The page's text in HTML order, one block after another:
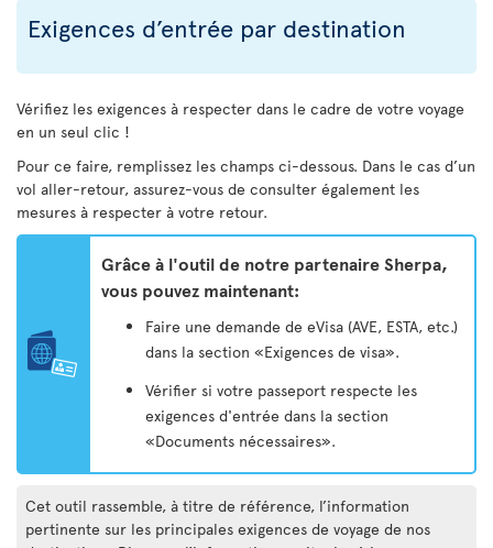
Exigences d’entrée par destination
Vérifiez les exigences à respecter dans le cadre de votre voyage
en un seul clic !
Pour ce faire, remplissez les champs ci-dessous. Dans le cas d’un
vol aller-retour, assurez-vous de consulter également les
mesures à respecter à votre retour.
Grâce à l'outil de notre partenaire Sherpa,
vous pouvez maintenant:
Faire une demande de eVisa (AVE, ESTA, etc.)
dans la section «Exigences de visa».
Vérifier si votre passeport respecte les
exigences d'entrée dans la section
«Documents nécessaires».
Cet outil rassemble, à titre de référence, l’information
pertinente sur les principales exigences de voyage de nos